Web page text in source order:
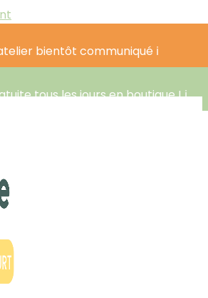
bientôt communiqué ℹ️
tous les jours en boutique ! ℹ️